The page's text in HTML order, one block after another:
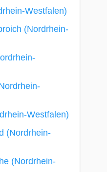
Westfalen)
(Nordrhein-
Westfalen)
(Nordrhein-
(Nordrhein-